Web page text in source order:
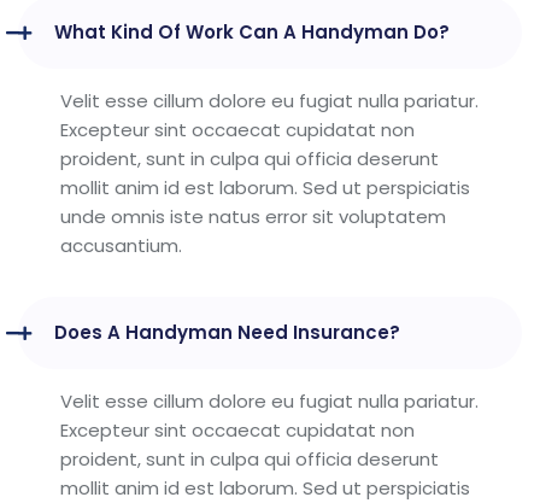
What Kind Of Work Can A Handyman Do?
Velit esse cillum dolore eu fugiat nulla pariatur.
Excepteur sint occaecat cupidatat non
proident, sunt in culpa qui officia deserunt
mollit anim id est laborum. Sed ut perspiciatis
unde omnis iste natus error sit voluptatem
accusantium.
Does A Handyman Need Insurance?
Velit esse cillum dolore eu fugiat nulla pariatur.
Excepteur sint occaecat cupidatat non
proident, sunt in culpa qui officia deserunt
mollit anim id est laborum. Sed ut perspiciatis